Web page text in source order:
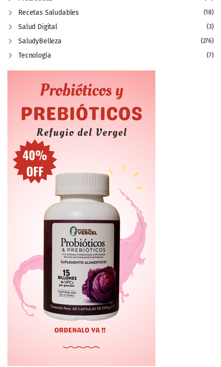
Recetas Saludables (18)
Salud Digital (3)
SaludyBelleza (276)
Tecnología (7)